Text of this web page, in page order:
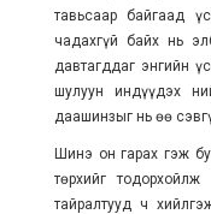
тавьсаар байгаад
чадахгүй байх нь
давтагддаг энгийн
шулуун индүүдэх
даашинзыг нь өө
Шинэ он гарах гэж
төрхийг
тайралтууд ч